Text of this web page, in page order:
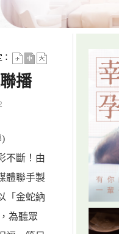
播
)
不斷！由
體聯手製
「金蛇納
為聽眾